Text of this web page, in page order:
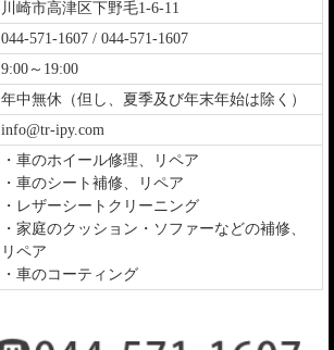
川崎市高津区下野毛1-6-11
044-571-1607 / 044-571-1607
9:00～19:00
年中無休（但し、夏季及び年末年始は除く）
info@tr-ipy.com
・車のホイール修理、リペア
・車のシート補修、リペア
・レザーシートクリーニング
・家庭のクッション・ソファーなどの補修、
リペア
・車のコーティング